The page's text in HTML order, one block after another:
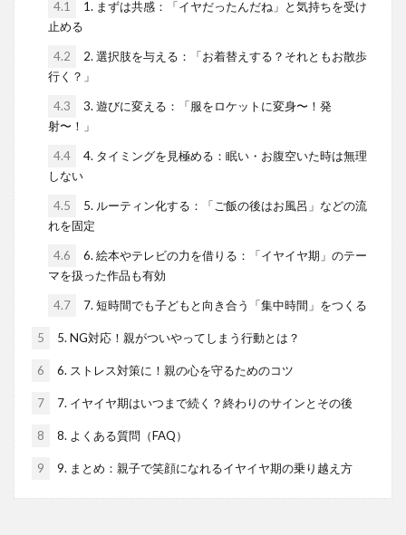
4.1
1. まずは共感：「イヤだったんだね」と気持ちを受け
止める
4.2
2. 選択肢を与える：「お着替えする？それともお散歩
行く？」
4.3
3. 遊びに変える：「服をロケットに変身〜！発
射〜！」
4.4
4. タイミングを見極める：眠い・お腹空いた時は無理
しない
4.5
5. ルーティン化する：「ご飯の後はお風呂」などの流
れを固定
4.6
6. 絵本やテレビの力を借りる：「イヤイヤ期」のテー
マを扱った作品も有効
4.7 7. 短時間でも子どもと向き合う「集中時間」をつくる
5 5. NG対応！親がついやってしまう行動とは？
6 6. ストレス対策に！親の心を守るためのコツ
7 7. イヤイヤ期はいつまで続く？終わりのサインとその後
8 8. よくある質問（FAQ）
9 9. まとめ：親子で笑顔になれるイヤイヤ期の乗り越え方